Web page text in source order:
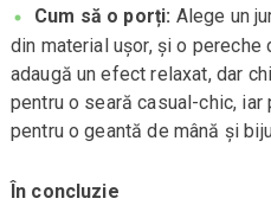
Cum să o porți: Alege un
din material ușor, și o
adaugă un efect relaxat, dar
pentru o seară casual-chic,
pentru o geantă de mână și
În concluzie